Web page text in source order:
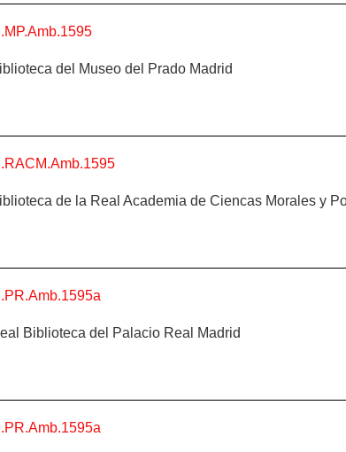
del Museo del Prado Madrid
de la Real Academia de Ciencas Morales y
Biblioteca del Palacio Real Madrid